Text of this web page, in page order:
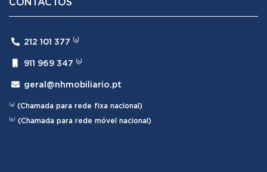
CONTACTOS
 212 101 377 ⁽ᵃ⁾
911 969 347 ⁽ᵇ⁾
 geral@nhmobiliario.pt
⁽ᵃ⁾ (Chamada para rede fixa nacional)
⁽ᵇ⁾ (Chamada para rede móvel nacional)